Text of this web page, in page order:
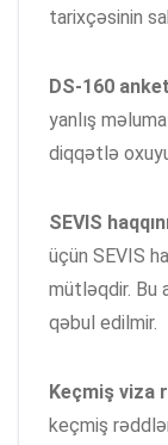
tarixçəsinin
DS-160
yanlış
diqqətlə
SEVIS
üçün SEVIS
mütləqdir. Bu
qəbul edilmir.
Keçmiş viza
keçmiş